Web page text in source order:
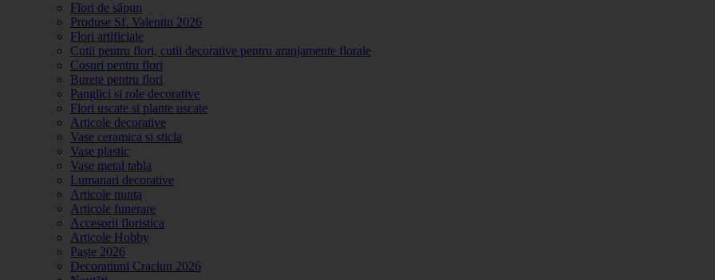
Flori de săpun
Produse Sf. Valentin 2026
Flori artificiale
Cutii pentru flori, cutii decorative pentru aranjamente florale
Cosuri pentru flori
Burete pentru flori
Panglici si role decorative
Flori uscate si plante uscate
Articole decorative
Vase ceramica si sticla
Vase plastic
Vase metal tabla
Lumanari decorative
Articole nunta
Articole funerare
Accesorii floristica
Articole Hobby
Paște 2026
Decoratiuni Craciun 2026